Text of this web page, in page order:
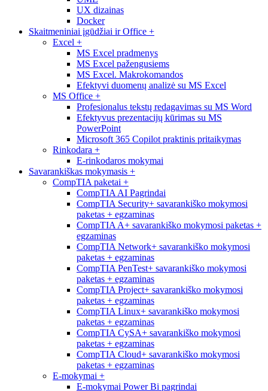
UX dizainas
Docker
Skaitmeniniai įgūdžiai ir Office +
Excel +
MS Excel pradmenys
MS Excel pažengusiems
MS Excel. Makrokomandos
Efektyvi duomenų analizė su MS Excel
MS Office +
Profesionalus tekstų redagavimas su MS Word
Efektyvus prezentacijų kūrimas su MS
PowerPoint
Microsoft 365 Copilot praktinis pritaikymas
Rinkodara +
E-rinkodaros mokymai
Savarankiškas mokymasis +
CompTIA paketai +
CompTIA AI Pagrindai
CompTIA Security+ savarankiško mokymosi
paketas + egzaminas
CompTIA A+ savarankiško mokymosi paketas +
egzaminas
CompTIA Network+ savarankiško mokymosi
paketas + egzaminas
CompTIA PenTest+ savarankiško mokymosi
paketas + egzaminas
CompTIA Project+ savarankiško mokymosi
paketas + egzaminas
CompTIA Linux+ savarankiško mokymosi
paketas + egzaminas
CompTIA CySA+ savarankiško mokymosi
paketas + egzaminas
CompTIA Cloud+ savarankiško mokymosi
paketas + egzaminas
E-mokymai +
E-mokymai Power Bi pagrindai